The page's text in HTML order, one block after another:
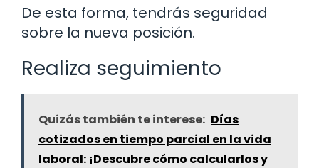
De esta forma, tendrás seguridad
sobre la nueva posición.
Realiza seguimiento
Quizás también te interese: Días
cotizados en tiempo parcial en la vida
laboral: ¡Descubre cómo calcularlos y